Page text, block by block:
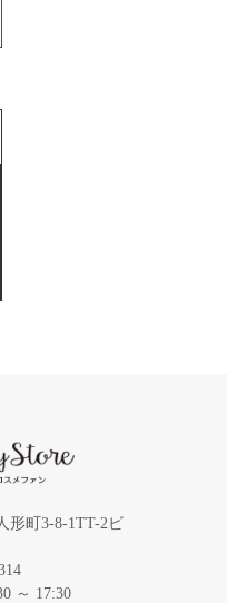
形町3-8-1TT-2ビ
～ 17:30